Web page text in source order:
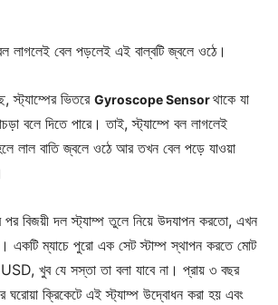
লাগলেই বেল পড়লেই এই বাল্বটি জ্বলে ওঠে।
স্ট্যাম্পের ভিতরে Gyroscope Sensorথাকে যা
বলে দিতে পারে। তাই, স্ট্যাম্পে বল লাগলেই
লাল বাতি জ্বলে ওঠে আর তখন বেল পড়ে যাওয়া
বিজয়ী দল স্ট্যাম্প তুলে নিয়ে উদযাপন করতো, এখন
একটি ম্যাচে পুরো এক সেট স্টাম্প স্থাপন করতে মোট
খুব যে সস্তা তা বলা যাবে না। প্রায় ৩ বছর
ঘরোয়া ক্রিকেটে এই স্ট্যাম্প উদ্বোধন করা হয় এবং